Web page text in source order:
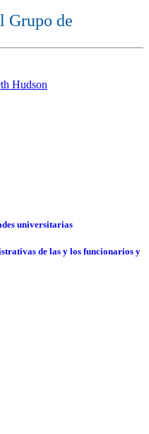
Grupo de
Hudson
universitarias
de las y los funcionarios y